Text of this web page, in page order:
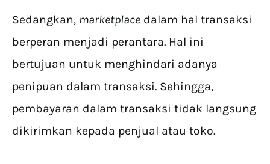
Sedangkan, marketplace dalam hal transaksi
berperan menjadi perantara. Hal ini
bertujuan untuk menghindari adanya
penipuan dalam transaksi. Sehingga,
pembayaran dalam transaksi tidak langsung
dikirimkan kepada penjual atau toko.